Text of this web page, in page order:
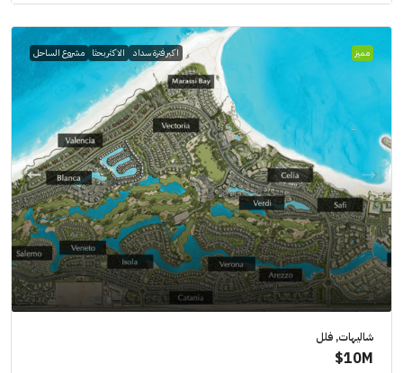
مميز اكبر فترة سداد الاكثر بحثا مشروع الساحل
شاليهات, فلل
10M$